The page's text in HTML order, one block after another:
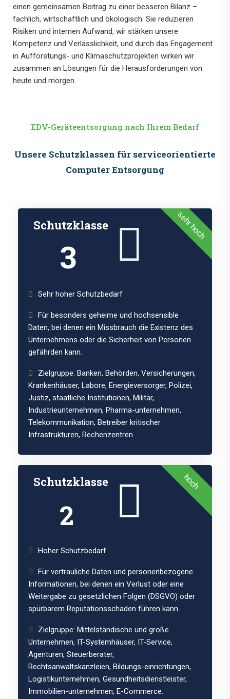
einen gemeinsamen Beitrag zu einer besseren Bilanz –
fachlich, wirtschaftlich und ökologisch: Sie reduzieren
Risiken und internen Aufwand, wir stärken unsere
Kompetenz und Verlässlichkeit, und durch das Engagement
in Aufforstungs- und Klimaschutzprojekten wirken wir
zusammen an Lösungen für die Herausforderungen von
heute und morgen.
EDV-Geräteentsorgung nach Ihrem Bedarf
Unsere Schutzklassen für serviceorientierte
Computer Entsorgung
sehr hoch
Schutzklasse
3
Sehr hoher Schutzbedarf
Für besonders geheime und hochsensible
Daten, bei denen ein Missbrauch die Existenz des
Unternehmens oder die Sicherheit von Personen
gefährden kann.
Zielgruppe: Banken, Behörden, Versicherungen,
Krankenhäuser, Labore, Energieversorger, Polizei,
Justiz, staatliche Institutionen, Militär,
Industrieunternehmen, Pharma-unternehmen,
Telekommunikation, Betreiber kritischer
Infrastrukturen, Rechenzentren.
hoch
Schutzklasse
2
Hoher Schutzbedarf
Für vertrauliche Daten und personenbezogene
Informationen, bei denen ein Verlust oder eine
Weitergabe zu gesetzlichen Folgen (DSGVO) oder
spürbarem Reputationsschaden führen kann.
Zielgruppe: Mittelständische und große
Unternehmen, IT-Systemhäuser, IT-Service,
Agenturen, Steuerberater,
Rechtsanwaltskanzleien, Bildungs-einrichtungen,
Logistikunternehmen, Gesundheitsdienstleister,
Immobilien-unternehmen, E-Commerce.